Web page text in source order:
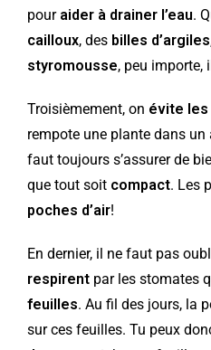
pour aider à drainer l’eau.
cailloux, des billes d’argiles
styromousse, peu importe,
Troisièmement, on évite les
rempote une plante dans un
faut toujours s’assurer de
que tout soit compact. Les
poches d’air!
En dernier, il ne faut pas
respirentpar les stomates
feuilles. Au fil des jours, la
sur ces feuilles. Tu peux